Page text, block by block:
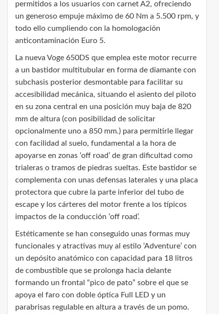
permitidos a los usuarios con carnet A2, ofreciendo
un generoso empuje máximo de 60 Nm a 5.500 rpm, y
todo ello cumpliendo con la homologación
anticontaminación Euro 5.
La nueva Voge 650DS que emplea este motor recurre
a un bastidor multitubular en forma de diamante con
subchasis posterior desmontable para facilitar su
accesibilidad mecánica, situando el asiento del piloto
en su zona central en una posición muy baja de 820
mm de altura (con posibilidad de solicitar
opcionalmente uno a 850 mm.) para permitirle llegar
con facilidad al suelo, fundamental a la hora de
apoyarse en zonas ‘off road’ de gran dificultad como
trialeras o tramos de piedras sueltas. Este bastidor se
complementa con unas defensas laterales y una placa
protectora que cubre la parte inferior del tubo de
escape y los cárteres del motor frente a los típicos
impactos de la conducción ‘off road’.
Estéticamente se han conseguido unas formas muy
funcionales y atractivas muy al estilo ‘Adventure’ con
un depósito anatómico con capacidad para 18 litros
de combustible que se prolonga hacia delante
formando un frontal “pico de pato” sobre el que se
apoya el faro con doble óptica Full LED y un
parabrisas regulable en altura a través de un pomo.